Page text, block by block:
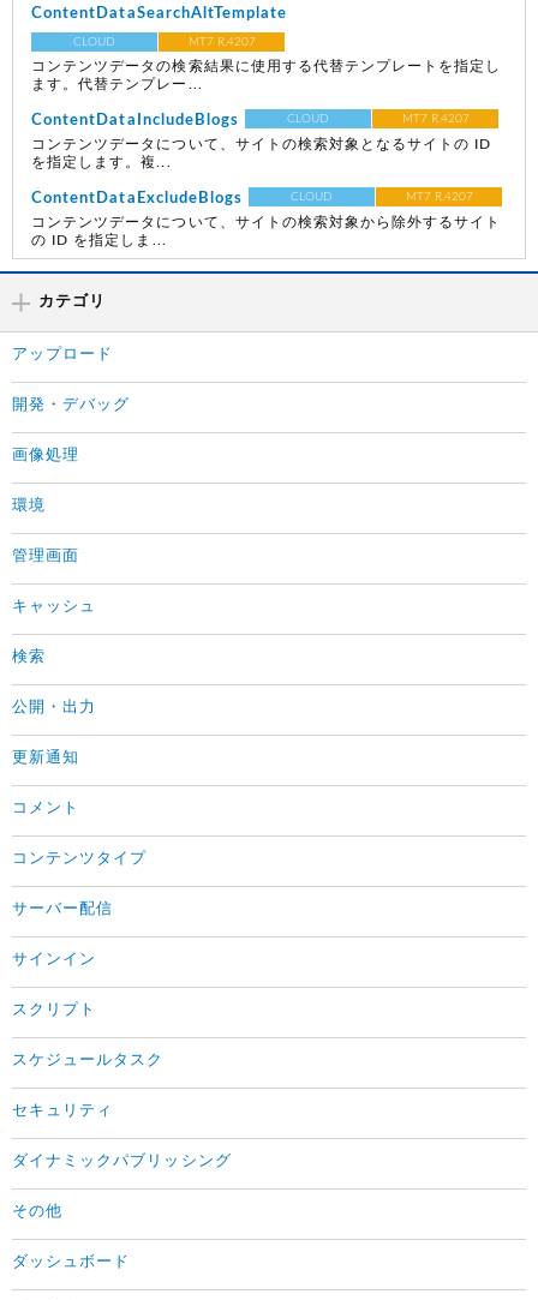
ContentDataSearchAltTemplate
CLOUD MT7 R.4207
コンテンツデータの検索結果に使用する代替テンプレートを指定し
ます。代替テンプレー...
ContentDataIncludeBlogs CLOUD MT7 R.4207
コンテンツデータについて、サイトの検索対象となるサイトの ID
を指定します。複...
ContentDataExcludeBlogs CLOUD MT7 R.4207
コンテンツデータについて、サイトの検索対象から除外するサイト
の ID を指定しま...
カテゴリ
アップロード
開発・デバッグ
画像処理
環境
管理画面
キャッシュ
検索
公開・出力
更新通知
コメント
コンテンツタイプ
サーバー配信
サインイン
スクリプト
スケジュールタスク
セキュリティ
ダイナミックパブリッシング
その他
ダッシュボード